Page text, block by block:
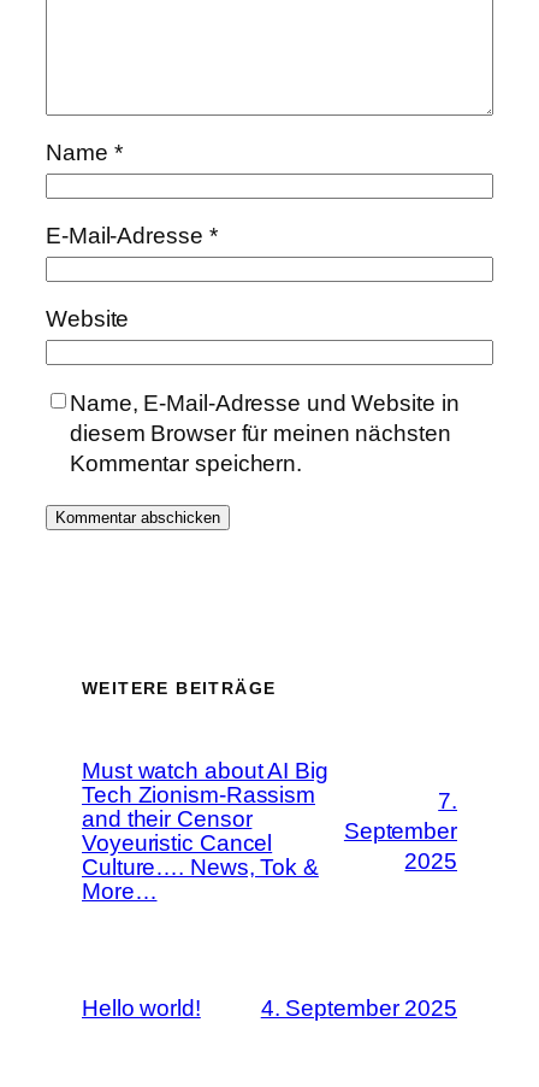
Name *
E-Mail-Adresse *
Website
Name, E-Mail-Adresse und Website in
diesem Browser für meinen nächsten
Kommentar speichern.
WEITERE BEITRÄGE
Must watch about AI Big
Tech Zionism-Rassism
and their Censor
Voyeuristic Cancel
Culture…. News, Tok &
More…
7.
September
2025
Hello world! 4. September 2025